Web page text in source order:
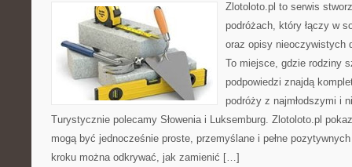
Zlotoloto.pl to serwis
podróżach, który łączy w
oraz opisy nieoczywistych
To miejsce, gdzie rodziny
podpowiedzi znajdą
podróży z najmłodszymi i
Turystycznie polecamy Słowenia i Luksemburg. Zlotoloto.pl
mogą być jednocześnie proste, przemyślane i pełne
kroku można odkrywać, jak zamienić […]